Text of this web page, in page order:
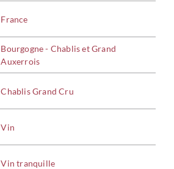
France
Bourgogne - Chablis et Grand
Auxerrois
Chablis Grand Cru
Vin
Vin tranquille